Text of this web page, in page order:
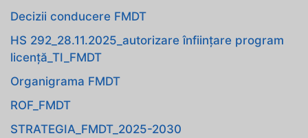
Decizii conducere FMDT
HS 292_28.11.2025_autorizare înființare program
licență_TI_FMDT
Organigrama FMDT
ROF_FMDT
STRATEGIA_FMDT_2025-2030